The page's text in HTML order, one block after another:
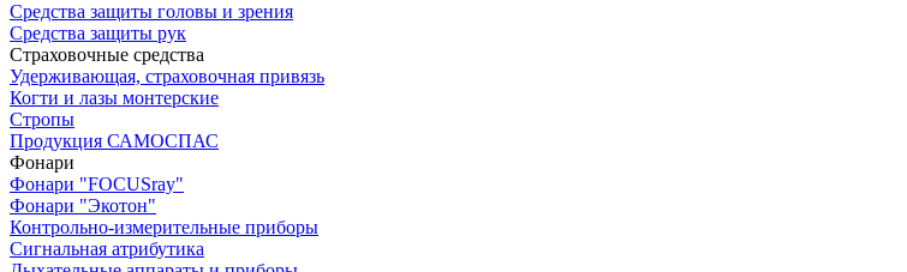
Средства защиты головы и зрения
Средства защиты рук
Страховочные средства
Удерживающая, страховочная привязь
Когти и лазы монтерские
Стропы
Продукция САМОСПАС
Фонари
Фонари "FOCUSray"
Фонари "Экотон"
Контрольно-измерительные приборы
Сигнальная атрибутика